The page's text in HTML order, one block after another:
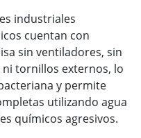
industriales
cuentan con
sin ventiladores, sin
tornillos externos, lo
y permite
utilizando agua
químicos agresivos.